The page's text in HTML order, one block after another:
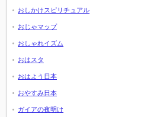
おしかけスピリチュアル
おじゃマップ
おしゃれイズム
おはスタ
おはよう日本
おやすみ日本
ガイアの夜明け